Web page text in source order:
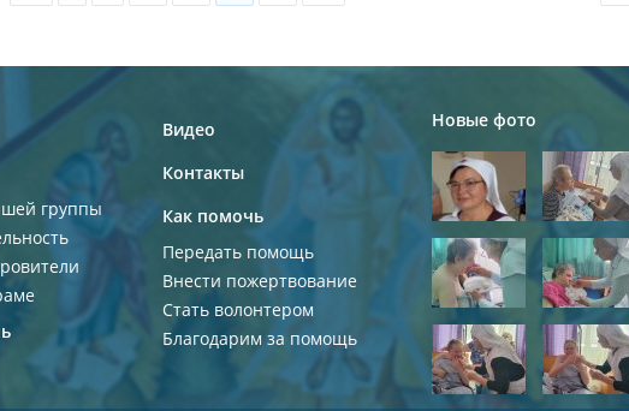
группы
Видео
Контакты
Как помочь
Передать помощь
Внести пожертвование
Стать волонтером
Благодарим за помощь
Новые фото